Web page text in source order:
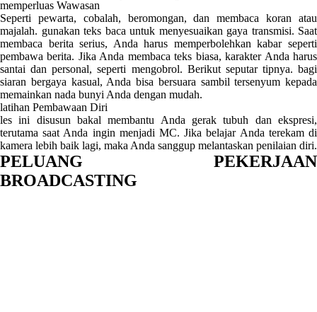
memperluas Wawasan
Seperti pewarta, cobalah, beromongan, dan membaca koran atau
majalah. gunakan teks baca untuk menyesuaikan gaya transmisi. Saat
membaca berita serius, Anda harus memperbolehkan kabar seperti
pembawa berita. Jika Anda membaca teks biasa, karakter Anda harus
santai dan personal, seperti mengobrol. Berikut seputar tipnya. bagi
siaran bergaya kasual, Anda bisa bersuara sambil tersenyum kepada
memainkan nada bunyi Anda dengan mudah.
latihan Pembawaan Diri
les ini disusun bakal membantu Anda gerak tubuh dan ekspresi,
terutama saat Anda ingin menjadi MC. Jika belajar Anda terekam di
kamera lebih baik lagi, maka Anda sanggup melantaskan penilaian diri.
PELUANG PEKERJAAN
BROADCASTING